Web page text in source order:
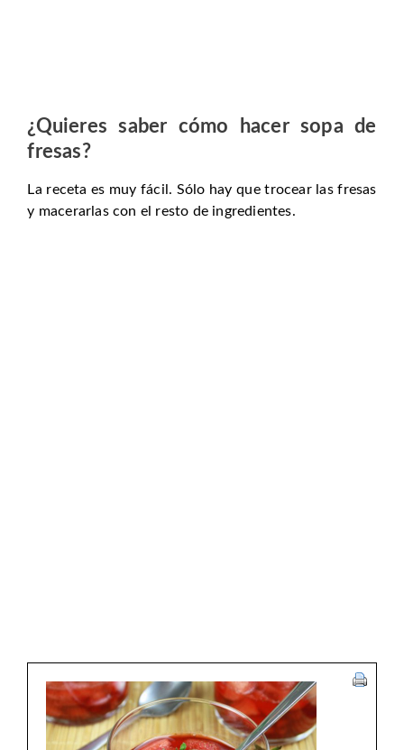
¿Quieres saber cómo hacer sopa de
fresas?
La receta es muy fácil. Sólo hay que trocear las fresas
y macerarlas con el resto de ingredientes.